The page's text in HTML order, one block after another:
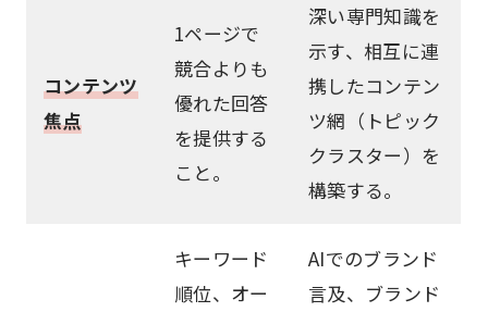
コンテンツ
焦点
1ページで
競合よりも
優れた回答
を提供する
こと。
深い専門知識を
示す、相互に連
携したコンテン
ツ網（トピック
クラスター）を
構築する。
キーワード
順位、オー
AIでのブランド
言及、ブランド